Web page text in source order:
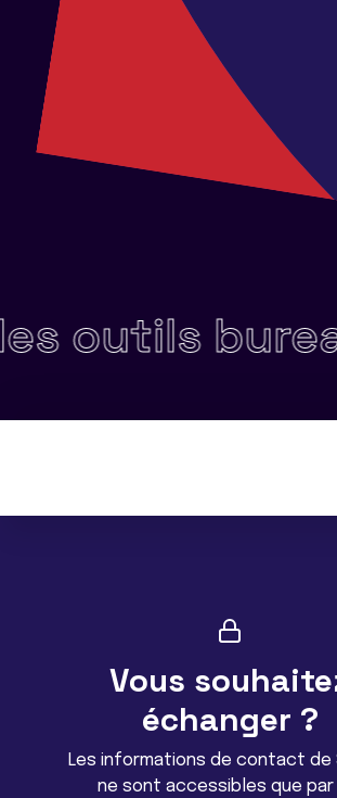
Vous
échanger ?
Les informations de contact de
ne sont accessibles que par